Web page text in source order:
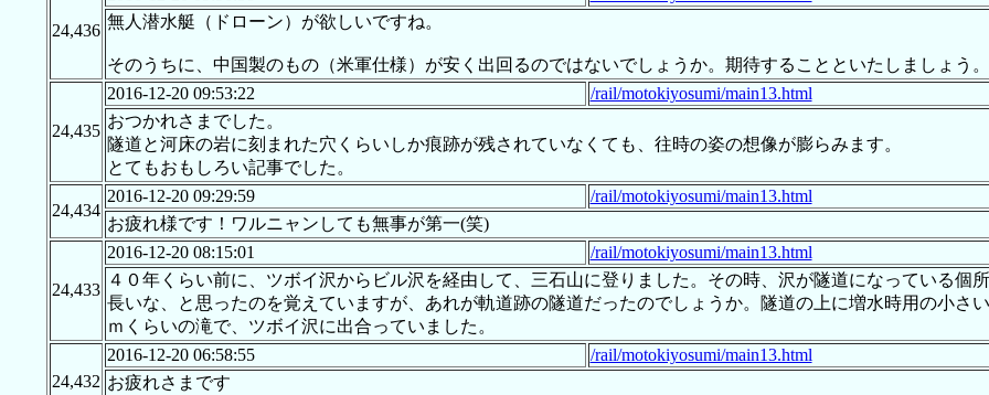
24,436 無人潜水艇（ドローン）が欲しいですね。
そのうちに、中国製のもの（米軍仕様）が安く出回るのではないでしょうか。期待することといたしましょう。
24,435
2016-12-20 09:53:22
/rail/motokiyosumi/main13.html
おつかれさまでした。
隧道と河床の岩に刻まれた穴くらいしか痕跡が残されていなくても、往時の姿の想像が膨らみます。
とてもおもしろい記事でした。
24,434
2016-12-20 09:29:59
/rail/motokiyosumi/main13.html
お疲れ様です！ワルニャンしても無事が第一(笑)
24,433
2016-12-20 08:15:01
/rail/motokiyosumi/main13.html
４０年くらい前に、ツボイ沢からビル沢を経由して、三石山に登りました。その時、沢が隧道になっている個
長いな、と思ったのを覚えていますが、あれが軌道跡の隧道だったのでしょうか。隧道の上に増水時用の小さ
ｍくらいの滝で、ツボイ沢に出合っていました。
24,432
2016-12-20 06:58:55
/rail/motokiyosumi/main13.html
お疲れさまです